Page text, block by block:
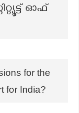
ഓഫ്
for the
for India?